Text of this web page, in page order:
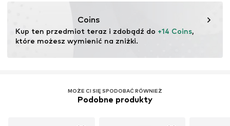
Ten produkt zawiera materiały organiczne, których
ekosystemów poprzez rolnictwo ekologiczne poprzez
rezygnację z modyfikacji genetycznych oraz ograniczenie
zużycia wody i nawozów chemicznych.
Coins
Kup ten przedmiot teraz i zdobądź do +14 Coins,
które możesz wymienić na zniżki.
MOŻE CI SIĘ SPODOBAĆ RÓWNIEŻ
Podobne produkty